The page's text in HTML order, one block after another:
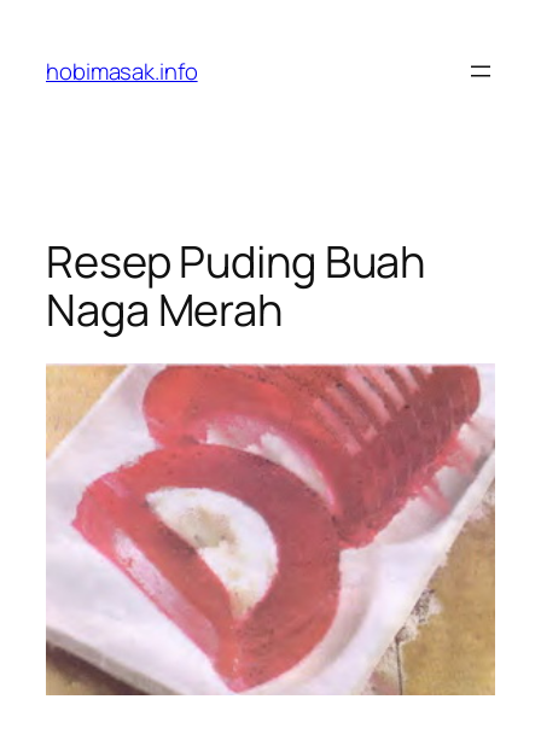
content
hobimasak.info
Resep Puding Buah
Naga Merah